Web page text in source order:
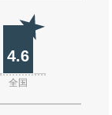
4.6
全国